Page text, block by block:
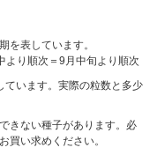
を表しています。
り順次＝9月中旬より順次
ています。実際の粒数と多少
きない種子があります。必
買い求めください。